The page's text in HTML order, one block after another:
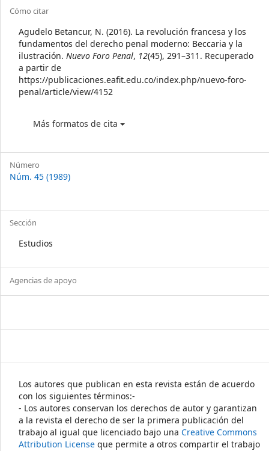
Article
Details
Cómo citar
Agudelo Betancur, N. (2016). La revolución francesa y los
fundamentos del derecho penal moderno: Beccaria y la
ilustración. Nuevo Foro Penal, 12(45), 291–311. Recuperado
a partir de
https://publicaciones.eafit.edu.co/index.php/nuevo-foro-
penal/article/view/4152
Más formatos de cita
Número
Núm. 45 (1989)
Sección
Estudios
Agencias de apoyo
Los autores que publican en esta revista están de acuerdo
con los siguientes términos:-
- Los autores conservan los derechos de autor y garantizan
a la revista el derecho de ser la primera publicación del
trabajo al igual que licenciado bajo una Creative Commons
Attribution License que permite a otros compartir el trabajo